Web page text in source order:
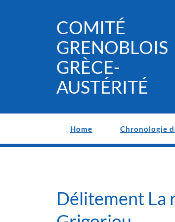
COMITÉ
GRENOBLOIS
GRÈCE-
AUSTÉRITÉ
Home Chronologie
Délitement La